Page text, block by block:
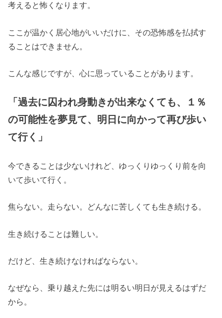
考えると怖くなります。
ここが温かく居心地がいいだけに、その恐怖感を払拭す
ることはできません。
こんな感じですが、心に思っていることがあります。
「過去に囚われ身動きが出来なくても、１％
の可能性を夢見て、明日に向かって再び歩い
て行く」
今できることは少ないけれど、ゆっくりゆっくり前を向
いて歩いて行く。
焦らない。走らない。どんなに苦しくても生き続ける。
生き続けることは難しい。
だけど、生き続けなければならない。
なぜなら、乗り越えた先には明るい明日が見えるはずだ
から。